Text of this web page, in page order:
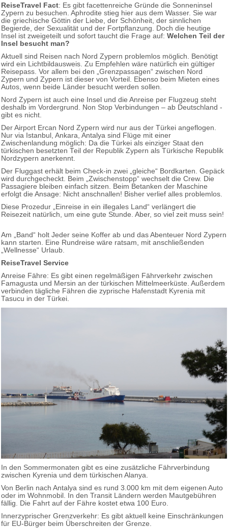
ReiseTravel Fact: Es gibt facettenreiche Gründe die Sonneninsel
Zypern zu besuchen. Aphrodite stieg hier aus dem Wasser. Sie war
die griechische Göttin der Liebe, der Schönheit, der sinnlichen
Begierde, der Sexualität und der Fortpflanzung. Doch die heutige
Insel ist zweigeteilt und sofort taucht die Frage auf: Welchen Teil der
Insel besucht man?
Aktuell sind Reisen nach Nord Zypern problemlos möglich. Benötigt
wird ein Lichtbildausweis. Zu Empfehlen wäre natürlich ein gültiger
Reisepass. Vor allem bei den „Grenzpassagen“ zwischen Nord
Zypern und Zypern ist dieser von Vorteil. Ebenso beim Mieten eines
Autos, wenn beide Länder besucht werden sollen.
Nord Zypern ist auch eine Insel und die Anreise per Flugzeug steht
deshalb im Vordergrund. Non Stop Verbindungen – ab Deutschland -
gibt es nicht.
Der Airport Ercan Nord Zypern wird nur aus der Türkei angeflogen.
Nur via Istanbul, Ankara, Antalya sind Flüge mit einer
Zwischenlandung möglich: Da die Türkei als einziger Staat den
türkischen besetzten Teil der Republik Zypern als Türkische Republik
Nordzypern anerkennt.
Der Fluggast erhält beim Check-in zwei „gleiche“ Bordkarten. Gepäck
wird durchgecheckt. Beim „Zwischenstopp“ wechselt die Crew. Die
Passagiere bleiben einfach sitzen. Beim Betanken der Maschine
erfolgt die Ansage: Nicht anschnallen! Bisher verlief alles problemlos.
Diese Prozedur „Einreise in ein illegales Land“ verlängert die
Reisezeit natürlich, um eine gute Stunde. Aber, so viel zeit muss sein!
Am „Band“ holt Jeder seine Koffer ab und das Abenteuer Nord Zypern
kann starten. Eine Rundreise wäre ratsam, mit anschließenden
„Wellnesse“ Urlaub.
ReiseTravel Service
Anreise Fähre: Es gibt einen regelmäßigen Fährverkehr zwischen
Famagusta und Mersin an der türkischen Mittelmeerküste. Außerdem
verbinden tägliche Fähren die zyprische Hafenstadt Kyrenia mit
Tasucu in der Türkei.
In den Sommermonaten gibt es eine zusätzliche Fährverbindung
zwischen Kyrenia und dem türkischen Alanya.
Von Berlin nach Antalya sind es rund 3.000 km mit dem eigenen Auto
oder im Wohnmobil. In den Transit Ländern werden Mautgebühren
fällig. Die Fahrt auf der Fähre kostet etwa 100 Euro.
Innerzyprischer Grenzverkehr: Es gibt aktuell keine Einschränkungen
für EU-Bürger beim Überschreiten der Grenze.